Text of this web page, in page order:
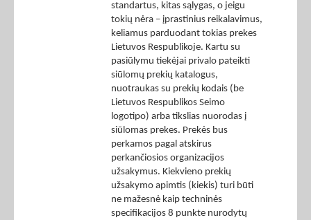
standartus, kitas sąlygas, o jeigu
tokių nėra – įprastinius reikalavimus,
keliamus parduodant tokias prekes
Lietuvos Respublikoje. Kartu su
pasiūlymu tiekėjai privalo pateikti
siūlomų prekių katalogus,
nuotraukas su prekių kodais (be
Lietuvos Respublikos Seimo
logotipo) arba tikslias nuorodas į
siūlomas prekes. Prekės bus
perkamos pagal atskirus
perkančiosios organizacijos
užsakymus. Kiekvieno prekių
užsakymo apimtis (kiekis) turi būti
ne mažesnė kaip techninės
specifikacijos 8 punkte nurodytų